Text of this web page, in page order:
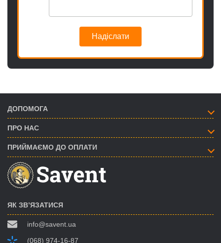
Надіслати
ДОПОМОГА
ПРО НАС
ПРИЙМАЄМО ДО ОПЛАТИ
ЯК ЗВ’ЯЗАТИСЯ
info@savent.ua
(068) 974-16-87